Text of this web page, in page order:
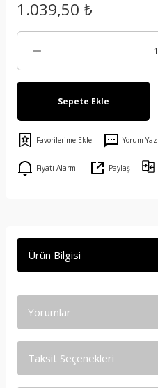
1.039,50 ₺
Sepete Ekle
Yorum Yaz
Fiyatı Alarmı Paylaş
Ürün Bilgisi
Yorumlar
Taksit Seçenekleri